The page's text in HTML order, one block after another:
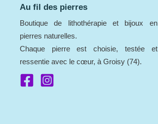
Au fil des pierres
Boutique de lithothérapie et bijoux en
pierres naturelles.
Chaque pierre est choisie, testée et
ressentie avec le cœur, à Groisy (74).